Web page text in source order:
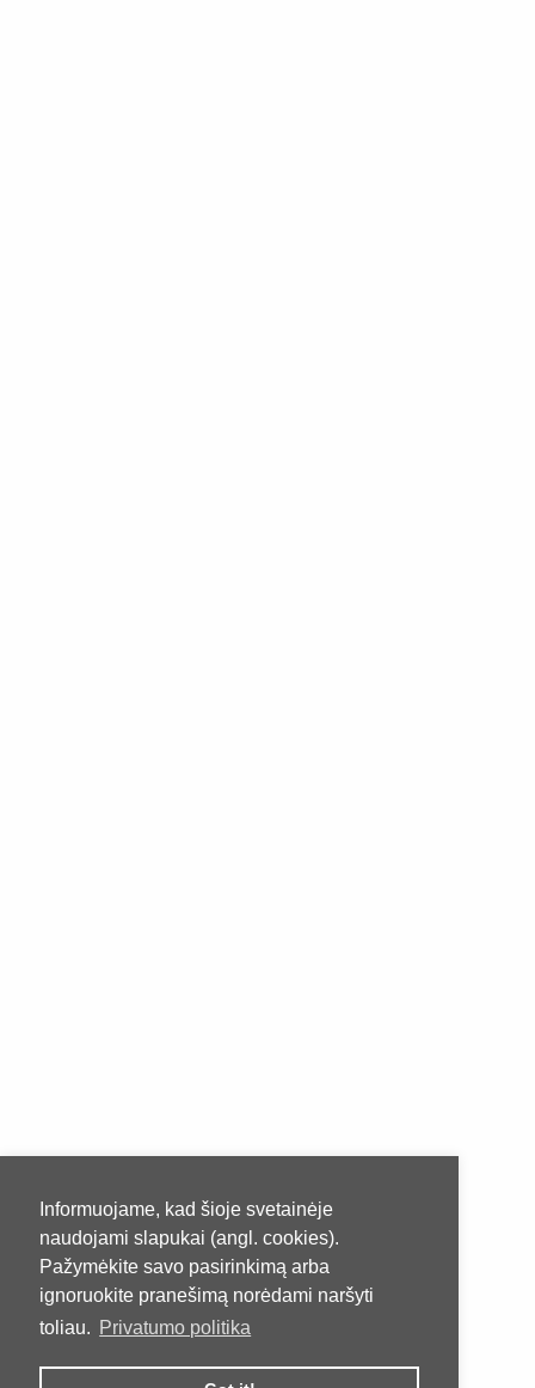
Informuojame, kad šioje svetainėje
naudojami slapukai (angl. cookies).
Pažymėkite savo pasirinkimą arba
ignoruokite pranešimą norėdami naršyti
toliau. Privatumo politika